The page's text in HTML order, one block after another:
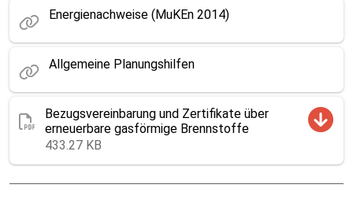
Energienachweise (MuKEn 2014)
Allgemeine Planungshilfen
Bezugsvereinbarung und Zertifikate über
erneuerbare gasförmige Brennstoffe
433.27 KB